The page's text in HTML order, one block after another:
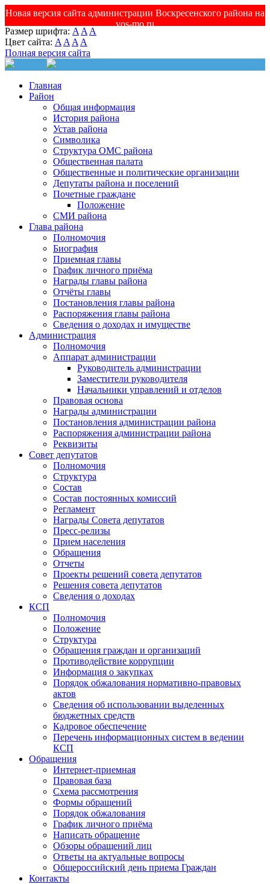
Новая версия сайта администрации Воскресенского района на
vos-mo.ru
Размер шрифта: A A A
Цвет сайта: A A A A
Полная версия сайта
Главная
Район
Общая информация
История района
Устав района
Символика
Структура ОМС района
Общественная палата
Общественные и политические организации
Депутаты района и поселений
Почетные граждане
Положение
СМИ района
Глава района
Полномочия
Биография
Приемная главы
График личного приёма
Награды главы района
Отчёты главы
Постановления главы района
Распоряжения главы района
Сведения о доходах и имуществе
Администрация
Полномочия
Аппарат администрации
Руководитель администрации
Заместители руководителя
Начальники управлений и отделов
Правовая основа
Награды администрации
Постановления администрации района
Распоряжения администрации района
Реквизиты
Совет депутатов
Полномочия
Структура
Состав
Состав постоянных комиссий
Регламент
Награды Совета депутатов
Пресс-релизы
Прием населения
Обращения
Отчеты
Проекты решений совета депутатов
Решения совета депутатов
Сведения о доходах
КСП
Полномочия
Положение
Структура
Обращения граждан и организаций
Противодействие коррупции
Информация о закупках
Порядок обжалования нормативно-правовых
актов
Сведения об использовании выделенных
бюджетных средств
Кадровое обеспечение
Перечень информационных систем в ведении
КСП
Обращения
Интернет-приемная
Правовая база
Схема рассмотрения
Формы обращений
Порядок обжалования
График личного приёма
Написать обращение
Обзоры обращений лиц
Ответы на актуальные вопросы
Общероссийский день приема Граждан
Контакты